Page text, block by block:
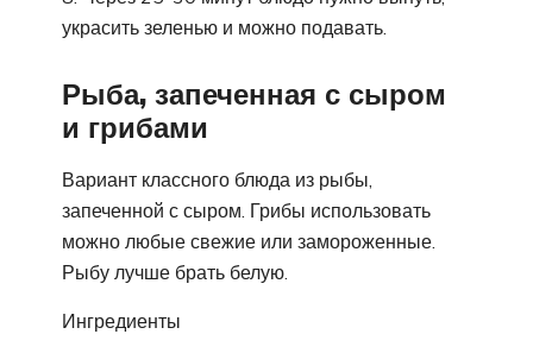
украсить зеленью и можно подавать.
Рыба, запеченная с сыром
и грибами
Вариант классного блюда из рыбы,
запеченной с сыром. Грибы использовать
можно любые свежие или замороженные.
Рыбу лучше брать белую.
Ингредиенты